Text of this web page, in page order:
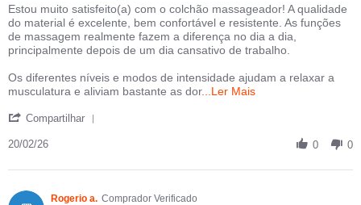
Review by ANDREZA O. on 20 Feb 2026
review stating Colchão com massageador
Estou muito satisfeito(a) com o colchão massageador! A qualidade
do material é excelente, bem confortável e resistente. As funções
de massagem realmente fazem a diferença no dia a dia,
principalmente depois de um dia cansativo de trabalho.
Os diferentes níveis e modos de intensidade ajudam a relaxar a
musculatura e aliviam bastante as dor...Ler MaisRead more about
Compartilhar
20/02/26 0 0
Rogerio a. Comprador Verificado